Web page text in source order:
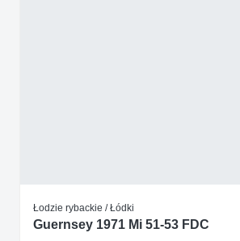
Łodzie rybackie / Łódki
Guernsey 1971 Mi 51-53 FDC